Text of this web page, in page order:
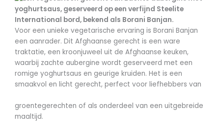
Voor een unieke vegetarische ervaring is Borani Banjan
een aanrader. Dit Afghaanse gerecht is een ware
traktatie, een kroonjuweel uit de Afghaanse keuken,
waarbij zachte aubergine wordt geserveerd met een
romige yoghurtsaus en geurige kruiden. Het is een
smaakvol en licht gerecht, perfect voor liefhebbers van
groentegerechten of als onderdeel van een uitgebreide
maaltijd.